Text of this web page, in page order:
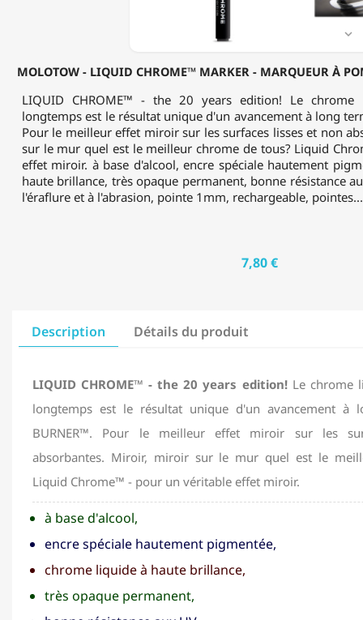
1MM
MOLOTOW - LIQUID CHROME™ MARKER - MARQUEUR À

LIQUID CHROME™ - the 20 years edition! Le chrome
longtemps est le résultat unique d'un avancement à long
Pour le meilleur effet miroir sur les surfaces lisses et non
sur le mur quel est le meilleur chrome de tous? Liquid
effet miroir. à base d'alcool, encre spéciale hautement
haute brillance, très opaque permanent, bonne résistance
l'éraflure et à l'abrasion, pointe 1mm, rechargeable, pointes...
7,80 €
Description Détails du produit
LIQUID CHROME™ - the 20 years edition!Le chrome
longtemps est le résultat unique d'un avancement à
BURNER™. Pour le meilleur effet miroir sur les
absorbantes. Miroir, miroir sur le mur quel est le
Liquid Chrome™ - pour un véritable effet miroir.
à base d'alcool,
encre spéciale hautement pigmentée,
chrome liquide à haute brillance,
très opaque permanent,